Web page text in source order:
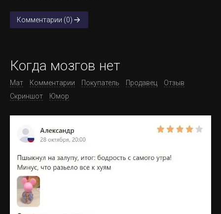
Комментарии (0)
Когда мозгов нет
Мат Комментарии Покупатель Продавец
Отзыв
Скриншот
Юмор